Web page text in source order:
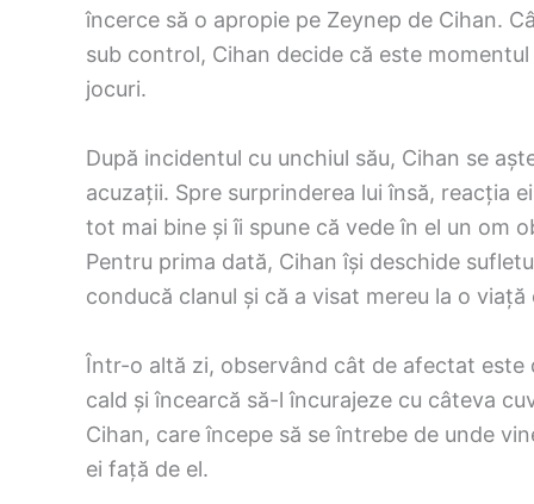
încerce să o apropie pe Zeynep de Cihan.
sub control, Cihan decide că este
jocuri.
După incidentul cu unchiul său, Cihan se
acuzații. Spre surprinderea lui însă, reacția
tot mai bine și îi spune că vede în el un om
Pentru prima dată, Cihan își deschide
conducă clanul și că a visat mereu la o
Într-o altă zi, observând cât de afectat este
cald și încearcă să-l încurajeze cu câteva
Cihan, care începe să se întrebe de unde
ei față de el.